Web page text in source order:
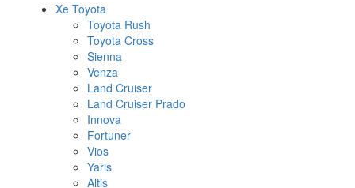
Xe Toyota
Toyota Rush
Toyota Cross
Sienna
Venza
Land Cruiser
Land Cruiser Prado
Innova
Fortuner
Vios
Yaris
Altis